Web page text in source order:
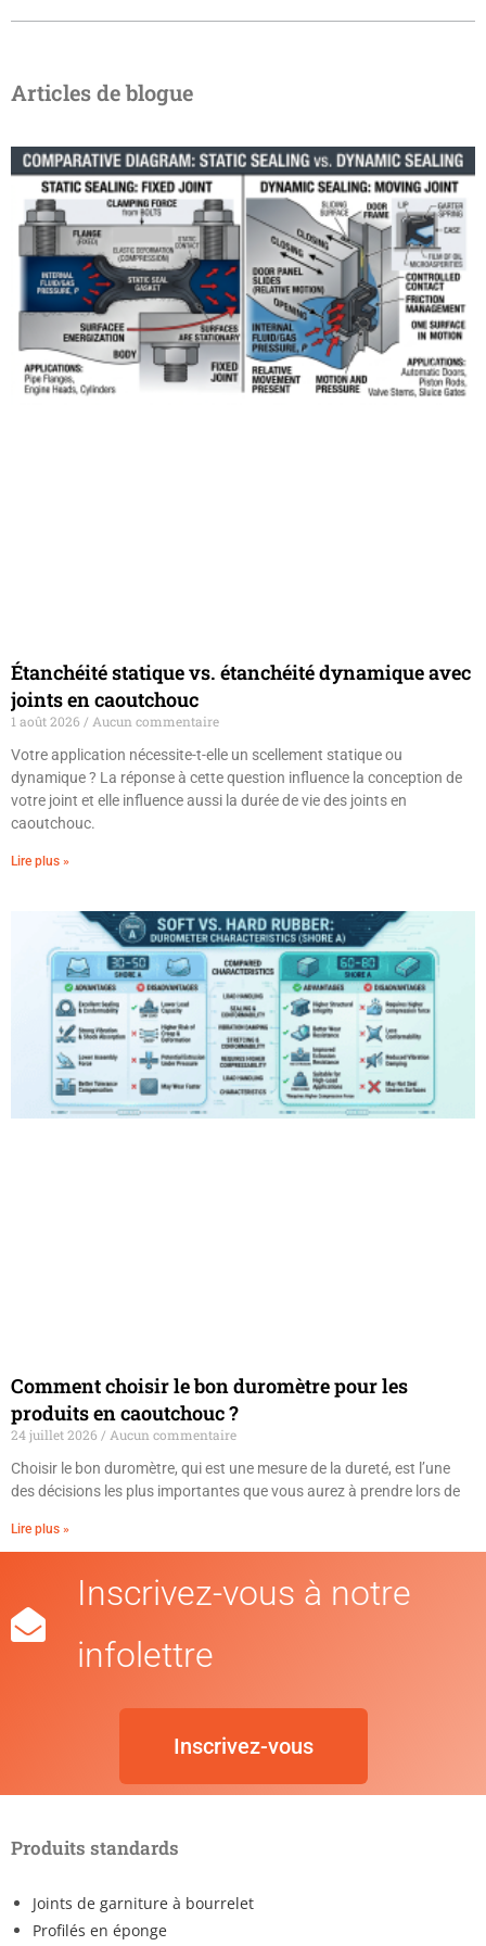
Articles de blogue
Étanchéité statique vs. étanchéité dynamique avec
joints en caoutchouc
1 août 2026
Aucun commentaire
Votre application nécessite-t-elle un scellement statique ou
dynamique ? La réponse à cette question influence la conception de
votre joint et elle influence aussi la durée de vie des joints en
caoutchouc.
Lire plus »
Comment choisir le bon duromètre pour les
produits en caoutchouc ?
24 juillet 2026
Aucun commentaire
Choisir le bon duromètre, qui est une mesure de la dureté, est l’une
des décisions les plus importantes que vous aurez à prendre lors de
Lire plus »
Inscrivez-vous à notre
infolettre
Inscrivez-vous
Produits standards
Joints de garniture à bourrelet
Profilés en éponge